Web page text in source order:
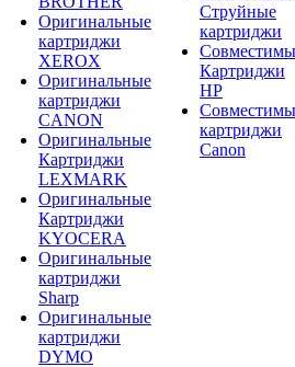
Оригинальные
картриджи
XEROX
Оригинальные
картриджи
CANON
Оригинальные
Картриджи
LEXMARK
Оригинальные
Картриджи
KYOCERA
Оригинальные
картриджи
Sharp
Оригинальные
картриджи
DYMO
Струйные
картриджи
Картриджи
HP
картриджи
Canon